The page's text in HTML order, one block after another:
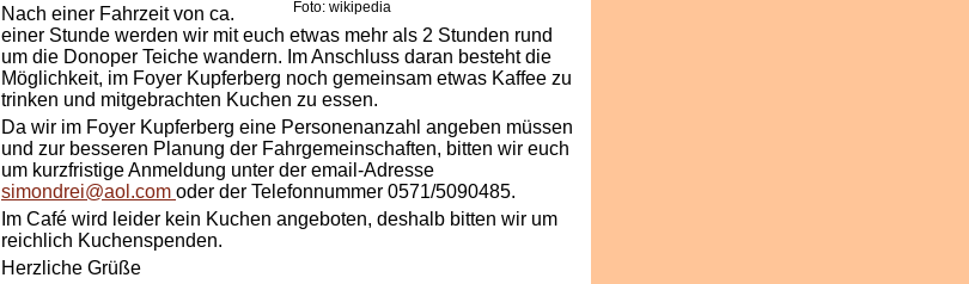
Foto: wikipedia
Nach einer Fahrzeit von ca.
einer Stunde werden wir mit euch etwas mehr als 2 Stunden rund
um die Donoper Teiche wandern. Im Anschluss daran besteht die
Möglichkeit, im Foyer Kupferberg noch gemeinsam etwas Kaffee zu
trinken und mitgebrachten Kuchen zu essen.
Da wir im Foyer Kupferberg eine Personenanzahl angeben müssen
und zur besseren Planung der Fahrgemeinschaften, bitten wir euch
um kurzfristige Anmeldung unter der email-Adresse
simondrei@aol.com oder der Telefonnummer 0571/5090485.
Im Café wird leider kein Kuchen angeboten, deshalb bitten wir um
reichlich Kuchenspenden.
Herzliche Grüße